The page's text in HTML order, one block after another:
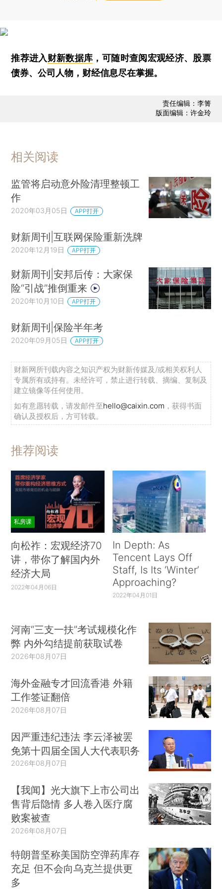
推荐进入财新数据库 ，可随时查阅宏观经济、股票
债券、公司人物，财经信息尽在掌握。
责任编辑：李箐
版面编辑：许金玲
相关阅读
监管将启动意外险清理整顿工
作
2020年03月05日 APP打开
财新周刊|互联网保险重新洗牌
2020年12月19日 APP打开
财新周刊|安邦后传：大家保
险“引战”推倒重来
2020年10月10日 APP打开
财新周刊|保险半年考
2020年09月05日 APP打开
财新网所刊载内容之知识产权为财新传媒及/或相关权利人
专属所有或持有。未经许可，禁止进行转载、摘编、复制及
建立镜像等任何使用。
如有意愿转载，请发邮件至hello@caixin.com ，获得书面
确认及授权后，方可转载。
推荐阅读
私房课
向松祚：宏观经济70
讲，带你了解国内外
经济大局
2022年04月06日
In Depth: As
Tencent Lays Off
Staff, Is Its ‘Winter’
Approaching?
2022年04月01日
河南“三支一扶”考试规模化作
弊 内外勾结提前获取试卷
2026年08月07日
海外金融专才回流香港 外籍
工作签证翻倍
2026年08月07日
因严重违纪违法 李云泽被罢
免第十四届全国人大代表职务
2026年08月07日
【我闻】光大旗下上市公司出
售背后隐情 多人卷入医疗腐
败案被查
2026年08月07日
特朗普坚称美国防空弹药库存
充足 但不会向乌克兰提供更
多